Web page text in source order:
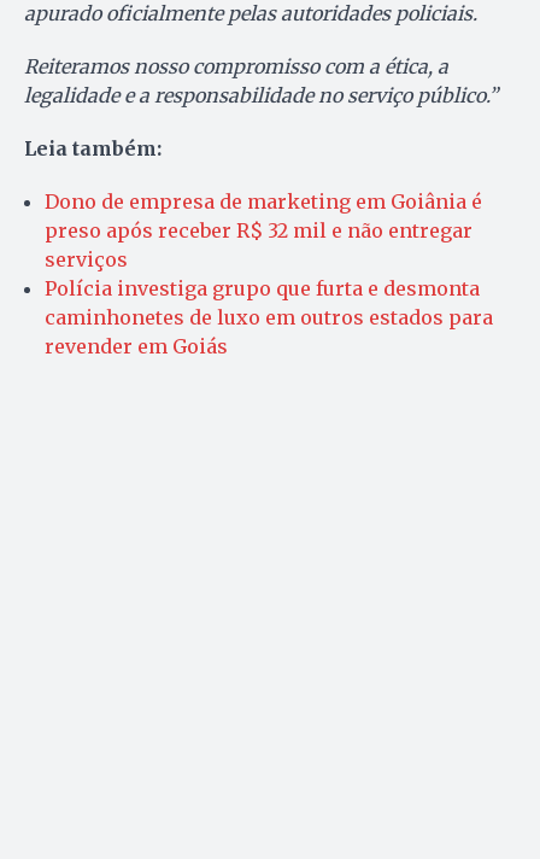
apurado oficialmente pelas autoridades policiais.
Reiteramos nosso compromisso com a ética, a
legalidade e a responsabilidade no serviço público.”
Leia também:
Dono de empresa de marketing em Goiânia é
preso após receber R$ 32 mil e não entregar
serviços
Polícia investiga grupo que furta e desmonta
caminhonetes de luxo em outros estados para
revender em Goiás